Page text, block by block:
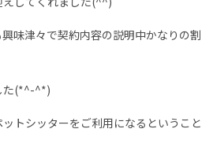
味津々で契約内容の説明中かなりの割
た(*^-^*)
トシッターをご利用になるということ